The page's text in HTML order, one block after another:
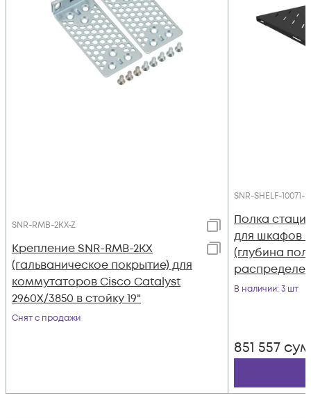
SNR-RMB-2KX-Z
Крепление SNR-RMB-2KX
(гальваническое покрытие) для
коммутаторов Cisco Catalyst
2960X/3850 в стойку 19"
Снят с продажи
SNR-SHELF-10071-
Полка
для шкафов
(глубина
цвет-черный
В наличии: 3 шт
851 557 сум